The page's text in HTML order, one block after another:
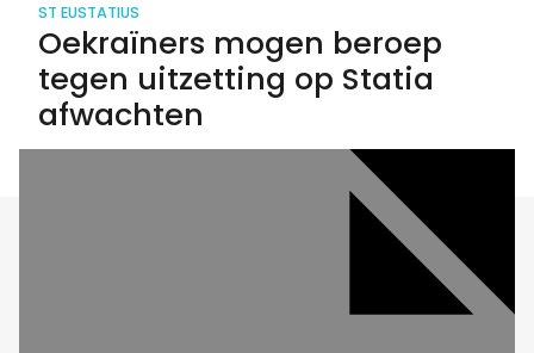
ST EUSTATIUS
Oekraïners mogen beroep
tegen uitzetting op Statia
afwachten